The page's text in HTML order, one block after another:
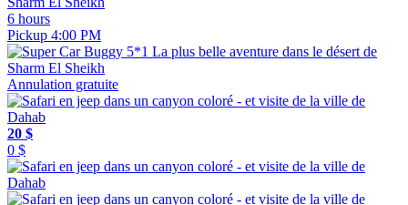
6 hours
Pickup 4:00 PM
Annulation gratuite
20 $
0 $